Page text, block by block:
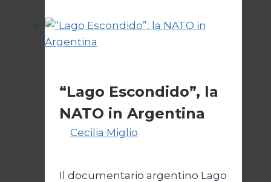
potere:
si
automatizza
“Lago Escondido”, la
NATO in Argentina
Cecilia Miglio
Il documentario argentino Lago